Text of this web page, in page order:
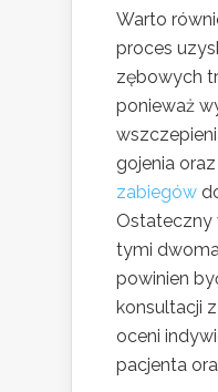
Warto
proces
zębowych
ponieważ
gojenia
zabiegów
tymi
powinien
konsultacji
oceni
pacjenta